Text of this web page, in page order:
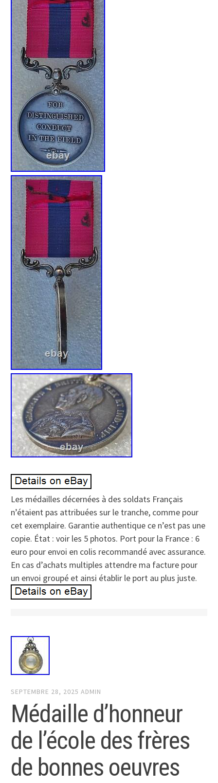
Les médailles décernées à des soldats Français
n’étaient pas attribuées sur le tranche, comme pour
cet exemplaire. Garantie authentique ce n’est pas une
copie. État : voir les 5 photos. Port pour la France : 6
euro pour envoi en colis recommandé avec assurance.
En cas d’achats multiples attendre ma facture pour
un envoi groupé et ainsi établir le port au plus juste.
SEPTEMBRE 28, 2025 ADMIN
Médaille d’honneur
de l’école des frères
de bonnes oeuvres